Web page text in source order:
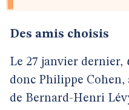
Des amis choisis
Le 27 janvier dernier,
donc Philippe Cohen,
de Bernard-Henri